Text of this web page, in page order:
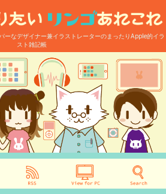
ーなデザイナー兼イラストレーターのまったりApple的イラ
スト雑記帳